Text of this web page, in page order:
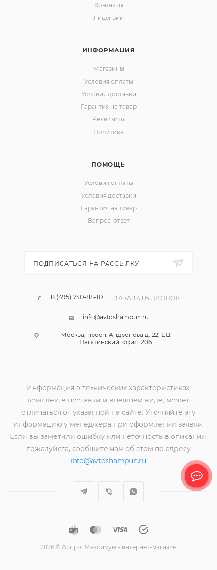
Контакты
Лицензии
ИНФОРМАЦИЯ
Магазины
Условия оплаты
Условия доставки
Гарантия на товар
Реквизиты
Политика
ПОМОЩЬ
Условия оплаты
Условия доставки
Гарантия на товар
Вопрос-ответ
ПОДПИСАТЬСЯ НА РАССЫЛКУ
8 (495) 740-88-10 ЗАКАЗАТЬ ЗВОНОК
info@avtoshampun.ru
Москва, просп. Андропова д. 22, БЦ
Нагатинский, офис 1206
Информация о технических характеристиках,
комплекте поставки и внешнем виде, может
отличаться от указанной на сайте. Уточняйте эту
информацию у менеджера при оформлении заявки.
Если вы заметили ошибку или неточность в описании,
пожалуйста, сообщите нам об этом по адресу
info@avtoshampun.ru
2026 © Аспро: Максимум - интернет-магазин